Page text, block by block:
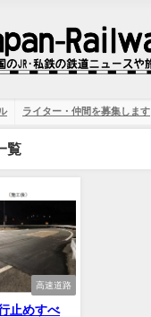
ライター・仲間を募集します
覧
高速道路
止めすべ